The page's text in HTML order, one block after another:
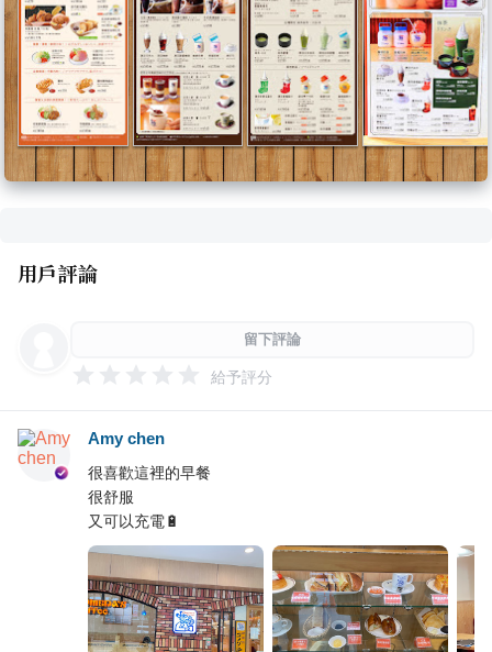
用戶評論
留下評論
給予評分
Amy chen
很喜歡這裡的早餐
很舒服
又可以充電🔋